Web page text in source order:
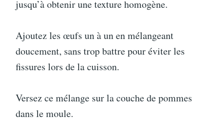
jusqu’à obtenir une texture homogène.
Ajoutez les œufs un à un en mélangeant
doucement, sans trop battre pour éviter les
fissures lors de la cuisson.
Versez ce mélange sur la couche de pommes
dans le moule.